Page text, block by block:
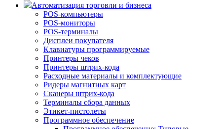
Автоматизация торговли и бизнеса
POS-компьютеры
POS-мониторы
POS-терминалы
Дисплеи покупателя
Клавиатуры программируемые
Принтеры чеков
Принтеры штрих-кода
Расходные материалы и комплектующие
Ридеры магнитных карт
Сканеры штрих-кода
Терминалы сбора данных
Этикет-пистолеты
Программное обеспечение